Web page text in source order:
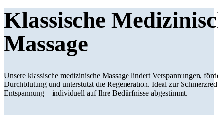
Klassische
Massage
Unsere klassische medizinische Massage lindert Verspannungen,
Durchblutung und unterstützt die Regeneration. Ideal zur
Entspannung – individuell auf Ihre Bedürfnisse abgestimmt.